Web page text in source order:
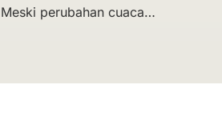
Meski perubahan cuaca…